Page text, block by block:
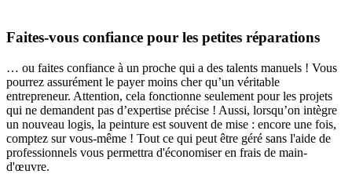
Faites-vous confiance pour les petites réparations
… ou faites confiance à un proche qui a des talents manuels ! Vous
pourrez assurément le payer moins cher qu’un véritable
entrepreneur. Attention, cela fonctionne seulement pour les projets
qui ne demandent pas d’expertise précise ! Aussi, lorsqu’on intègre
un nouveau logis, la peinture est souvent de mise : encore une fois,
comptez sur vous-même ! Tout ce qui peut être géré sans l'aide de
professionnels vous permettra d'économiser en frais de main-
d'œuvre.